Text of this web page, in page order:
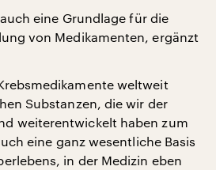
eine Grundlage für die
von Medikamenten, ergänzt
weltweit
Substanzen, die wir der
weiterentwickelt haben zum
eine ganz wesentliche Basis
in der Medizin eben